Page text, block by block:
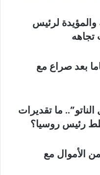
والمؤيدة لرئيس
تجاهه
والد ميسي عن 68 عاما بعد صراع مع
ما تقديرات
رئيس روسيا؟
الأموال مع